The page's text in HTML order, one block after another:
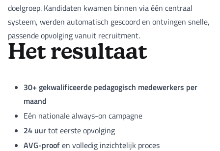
doelgroep. Kandidaten kwamen binnen via één centraal
systeem, werden automatisch gescoord en ontvingen snelle,
passende opvolging vanuit recruitment.
Het resultaat
30+ gekwalificeerde pedagogisch medewerkers per
maand
Eén nationale always-on campagne
24 uurtot eerste opvolging
AVG-proofen volledig inzichtelijk proces